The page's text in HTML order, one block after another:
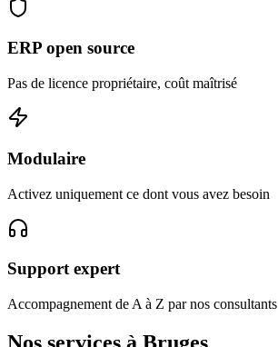
ERP open source
Pas de licence propriétaire, coût maîtrisé
Modulaire
Activez uniquement ce dont vous avez besoin
Support expert
Accompagnement de A à Z par nos consultants